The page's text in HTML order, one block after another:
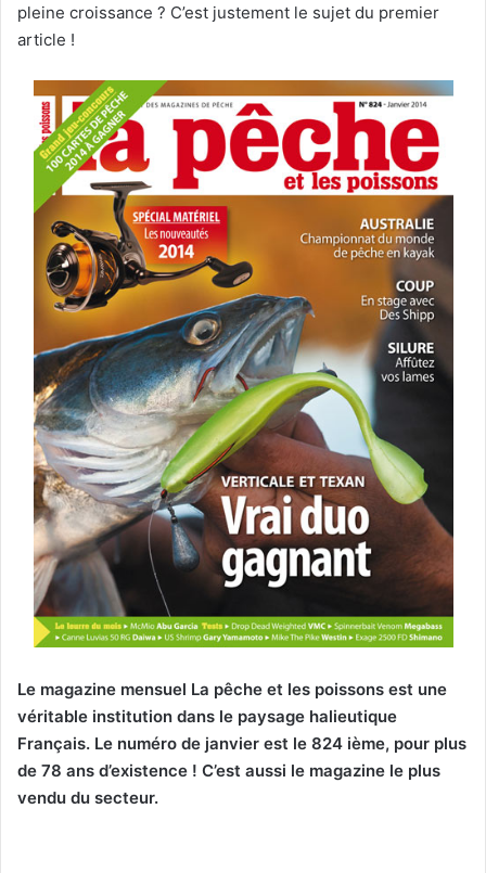
pleine croissance ? C’est justement le sujet du premier
article !
Le magazine mensuel La pêche et les poissons est une
véritable institution dans le paysage halieutique
Français. Le numéro de janvier est le 824 ième, pour plus
de 78 ans d’existence ! C’est aussi le magazine le plus
vendu du secteur.